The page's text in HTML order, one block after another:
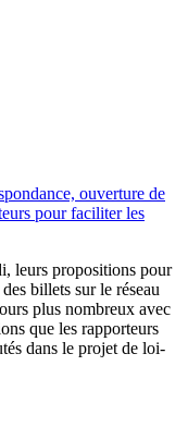
ouverture de
pour faciliter les
leurs propositions pour
billets sur le réseau
plus nombreux avec
que les rapporteurs
dans le projet de loi-